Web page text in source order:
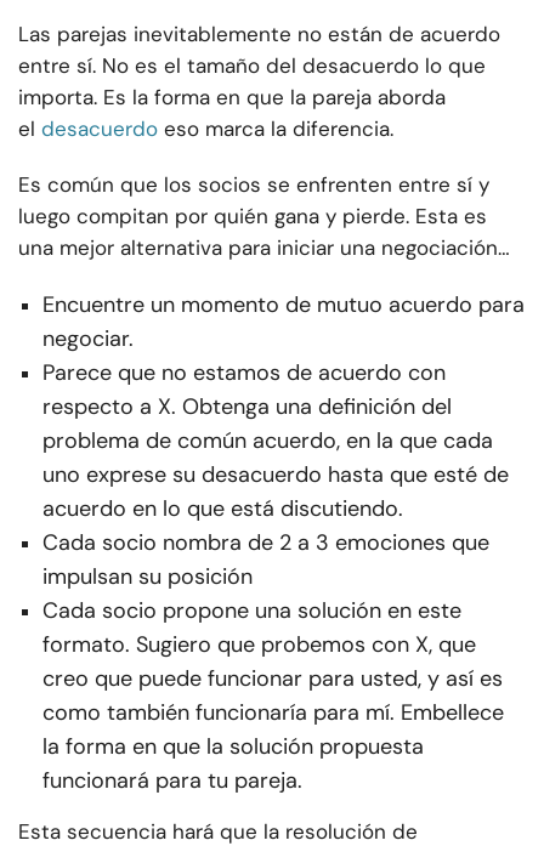
Las parejas inevitablemente no están de acuerdo
entre sí. No es el tamaño del desacuerdo lo que
importa. Es la forma en que la pareja aborda
el desacuerdo eso marca la diferencia.
Es común que los socios se enfrenten entre sí y
luego compitan por quién gana y pierde. Esta es
una mejor alternativa para iniciar una negociación…
Encuentre un momento de mutuo acuerdo para
negociar.
Parece que no estamos de acuerdo con
respecto a X. Obtenga una definición del
problema de común acuerdo, en la que cada
uno exprese su desacuerdo hasta que esté de
acuerdo en lo que está discutiendo.
Cada socio nombra de 2 a 3 emociones que
impulsan su posición
Cada socio propone una solución en este
formato. Sugiero que probemos con X, que
creo que puede funcionar para usted, y así es
como también funcionaría para mí. Embellece
la forma en que la solución propuesta
funcionará para tu pareja.
Esta secuencia hará que la resolución de